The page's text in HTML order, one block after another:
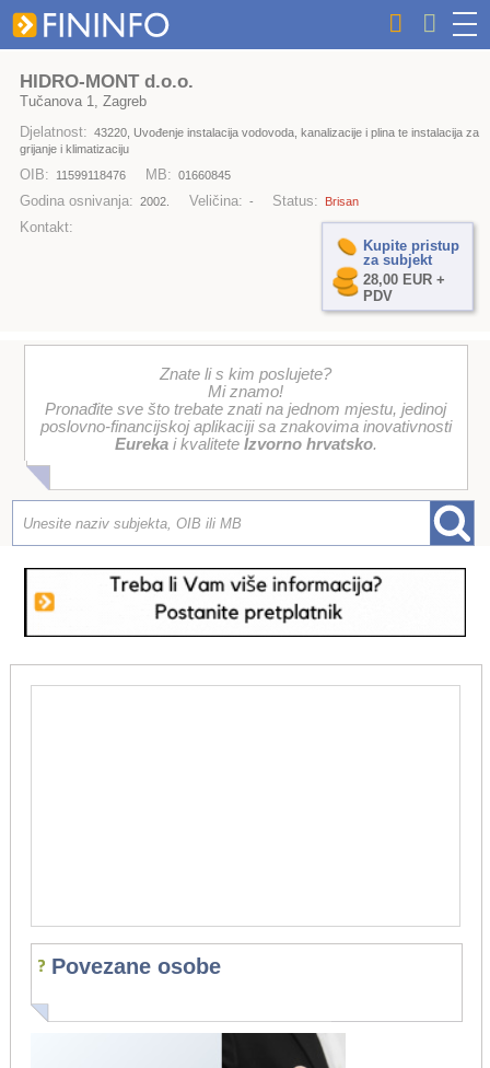
HIDRO-MONT d.o.o.
Tučanova 1, Zagreb
Djelatnost: 43220, Uvođenje instalacija vodovoda, kanalizacije i plina te instalacija za
grijanje i klimatizaciju
OIB: 11599118476 MB: 01660845
Godina osnivanja: 2002. Veličina: - Status: Brisan
Kontakt:
Kupite pristup
za subjekt
28,00 EUR +
PDV
Znate li s kim poslujete?
Mi znamo!
Pronađite sve što trebate znati na jednom mjestu, jedinoj
poslovno-financijskoj aplikaciji sa znakovima inovativnosti
Eurekai kvalitete Izvorno hrvatsko.
Povezane osobe